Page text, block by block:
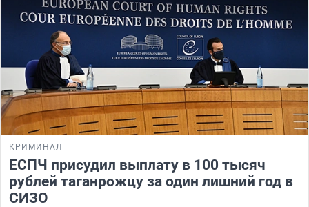
КРИМИНАЛ
ЕСПЧ присудил выплату в 100 тысяч
рублей таганрожцу за один лишний год в
СИЗО